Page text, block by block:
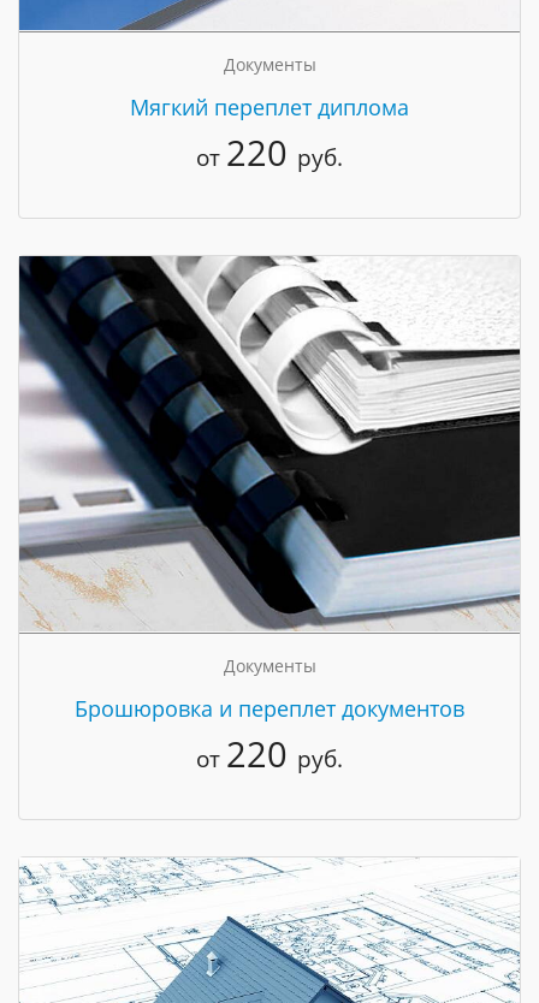
Документы
Мягкий переплет диплома
от 220 руб.
Документы
Брошюровка и переплет документов
от 220 руб.